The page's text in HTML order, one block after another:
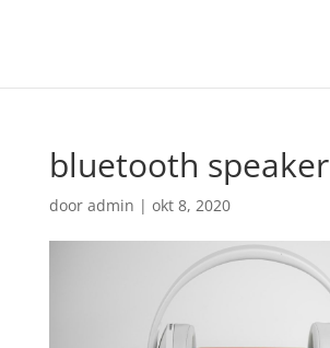
bluetooth speaker
door admin | okt 8, 2020